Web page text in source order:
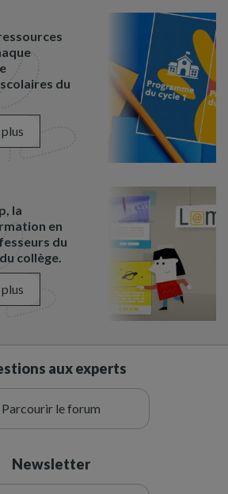
du
la
en
du
collège.
aux experts
Parcourir le forum
Newsletter